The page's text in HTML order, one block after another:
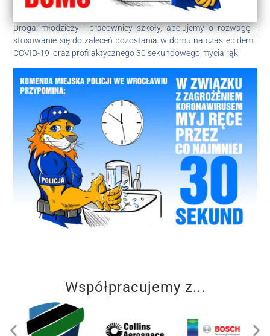
Droga młodzieży i pracownicy szkoły, apelujemy o rozwagę i
stosowanie się do zaleceń pozostania w domu na czas epidemii
COVID-19 oraz profilaktycznego 30 sekundowego mycia rąk.
Współpracujemy z...